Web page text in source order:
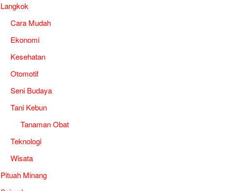
Langkok
Cara Mudah
Ekonomi
Kesehatan
Otomotif
Seni Budaya
Tani Kebun
Tanaman Obat
Teknologi
Wisata
Pituah Minang